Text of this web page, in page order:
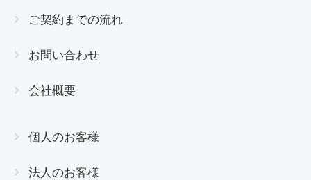
ご契約までの流れ
お問い合わせ
会社概要
個人のお客様
法人のお客様